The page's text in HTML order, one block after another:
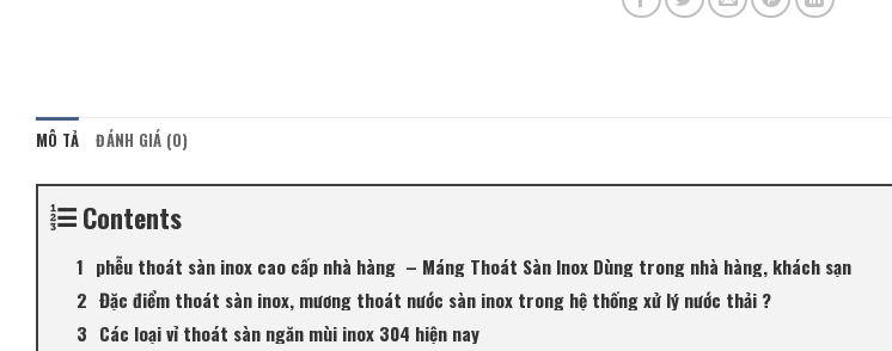
MÔ TẢ ĐÁNH GIÁ (0)
Contents
phễu thoát sàn inox cao cấp nhà hàng – Máng Thoát Sàn Inox Dùng trong nhà hàng, khách sạn
Đặc điểm thoát sàn inox, mương thoát nước sàn inox trong hệ thống xử lý nước thải ?
Các loại vỉ thoát sàn ngăn mùi inox 304 hiện nay